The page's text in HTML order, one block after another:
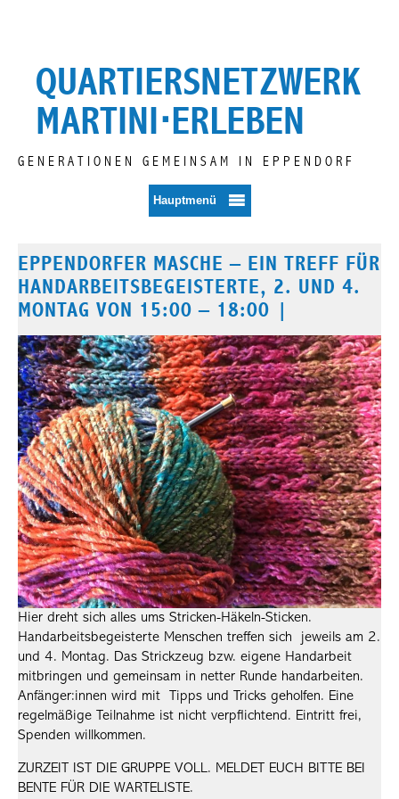
springen
QUARTIERSNETZWERK
MARTINI⋅ERLEBEN
GENERATIONEN GEMEINSAM IN EPPENDORF
Hauptmenü
EPPENDORFER MASCHE – EIN TREFF FÜR
HANDARBEITSBEGEISTERTE, 2. UND 4.
MONTAG VON 15:00 – 18:00 |
Hier dreht sich alles ums Stricken-Häkeln-Sticken.
Handarbeitsbegeisterte Menschen treffen sich jeweils am 2.
und 4. Montag. Das Strickzeug bzw. eigene Handarbeit
mitbringen und gemeinsam in netter Runde handarbeiten.
Anfänger:innen wird mit Tipps und Tricks geholfen. Eine
regelmäßige Teilnahme ist nicht verpflichtend. Eintritt frei,
Spenden willkommen.
ZURZEIT IST DIE GRUPPE VOLL. MELDET EUCH BITTE BEI
BENTE FÜR DIE WARTELISTE.